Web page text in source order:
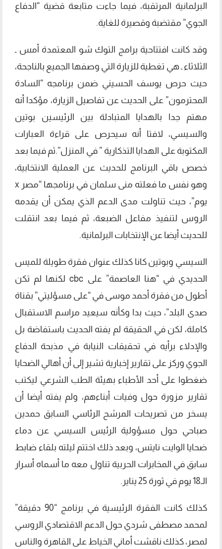
البرلمانية المرتقبة، فيما جاءت متابعة قضية “الدفاع
الجوي” مقتضبة وقصيرة للغاية.
وقد كانت افتتاحية برامج التوك شو المعتمدة أمس ـ
الثلاثاء ـ هي تغطية للزيارة التي وصفها الجميع بالناجحة،
حيث حرص يوسف الحسيني ضمن برنامجه “السادة
المحترمون” على الحديث عن تفاصيل الزيارة، مؤكدا أنه
مهتم جدا بالهدايا المتبادلة بين الرئيسين بوتين
والسيسي، لافتا أنه سيحرص على قراءة العبارات
المكتوبة على الهدايا التذكارية ” في المنزل”.ثم فيما بعد
خصص باقي البرنامج للحديث عن العملية الانتخابية،
وهو نفس ما فعلته منى سلمان في برنامجها “مصر x
يوم”، حيث تناولت مدى الدعم الذي يمكن أن يقدمه
الروس لتنفيذ مفاعل الضبعة، ثم فيما بعد انتقلت
للحديث أيضا عن الإنتخابات البرلمانية.
السيسي وبوتين كانا كذلك عنوان فقرة طويلة للميس
الحديدي في “هنا العاصمة” على cbc لكنها لم تكن
أطول من فقرة أحمد موسى في “على مسؤليتي” بقناة
صدى البلد”، حيث بدا وكأنه سيعيد مراسم الاستقبال
كاملة، لكن في الحقيقة لم يفته الحديث باستفاضة بل
والإدلاء برأيه في تحقيقات النيابة في مذبحة الدفاع
الجوي وركز على تقارير إخبارية تشير إلى أن أهالي الضحايا
ضغطوا على أحد الأطباء بهيئة الطب الشرعي ليكتب
تقارير مزورة حول وفيات أبناءهم، ولم يفته أيضا أن
يسخر من تصريحات المرشح الرئاسي السابق حمدين
صباحي حول مسؤولية الرئيس السيسي عن دماء
ضحايا الوايت نايتس، وبعد ذلك اختتم ليلته بلقاء ضابط
سابق في المخابرات الحربية تناول معه ما أسماه أسرار
الـ18 يوم في ثورة 25 يناير.
كذلك كانت الفقرة الرئيسية في برنامج “90 دقيقة”
لمحمد مصطفى شردي حول الدعم الاقتصادي الروسي
لمصر، كذلك ناقشت أماني الخياط على القاهرة والناس